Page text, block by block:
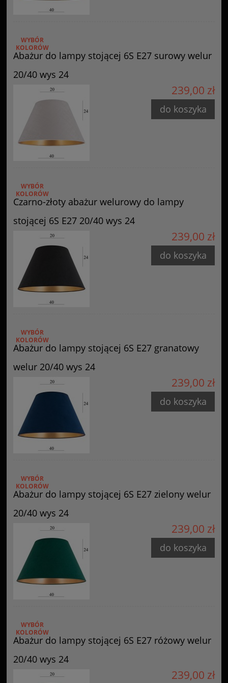
Abażur do lampy stojącej 6S E27 surowy welur
20/40 wys 24
WYBÓR
KOLORÓW
239,00 zł
do koszyka
Czarno-złoty abażur welurowy do lampy
stojącej 6S E27 20/40 wys 24
WYBÓR
KOLORÓW
239,00 zł
do koszyka
Abażur do lampy stojącej 6S E27 granatowy
welur 20/40 wys 24
WYBÓR
KOLORÓW
239,00 zł
do koszyka
Abażur do lampy stojącej 6S E27 zielony welur
20/40 wys 24
WYBÓR
KOLORÓW
239,00 zł
do koszyka
Abażur do lampy stojącej 6S E27 różowy welur
20/40 wys 24
WYBÓR
KOLORÓW
239,00 zł